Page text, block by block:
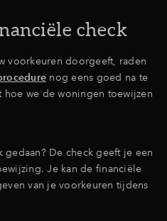
check
voorkeuren doorgeeft, raden
nog eens goed na te
we de woningen toewijzen
De check geeft je een
Je kan de financiële
van je voorkeuren tijdens